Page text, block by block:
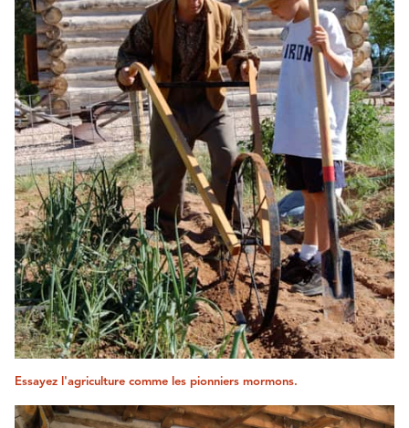
Essayez l'agriculture comme les pionniers mormons.